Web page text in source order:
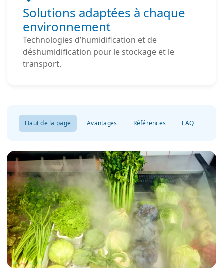
Solutions adaptées à chaque
environnement
Technologies d’humidification et de
déshumidification pour le stockage et le
transport.
Haut de la page Avantages Références FAQ